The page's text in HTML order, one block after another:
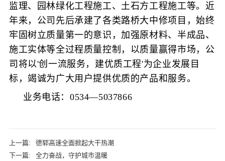
监理、园林绿化工程施工、土石方工程施工等。近
年来，公司先后承建了各类路桥大中修项目，始终
牢固树立质量第一的意识，加强原材料、半成品、
施工实体等全过程质量控制，以质量赢得市场，公
司将以'创一流服务，建优质工程'为企业发展目
标，竭诚为广大用户提供优质的产品和服务。
业务电话：0534—5037866
上一篇:
德郓高速全面掀起大干热潮
下一篇:
全力奋战，守护城市温暖